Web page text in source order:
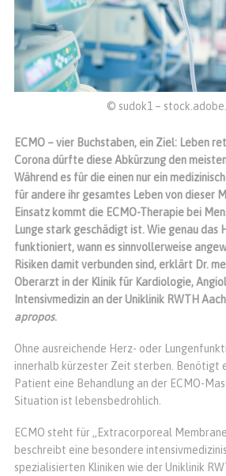
© sudok1 –
ECMO – vier Buchstaben, ein Ziel: Leben
Corona dürfte diese Abkürzung den
Während es für die einen nur ein
für andere ihr gesamtes Leben von dieser
Einsatz kommt die ECMO-Therapie bei
Lunge stark geschädigt ist. Wie genau das
funktioniert, wann es sinnvollerweise
Risiken damit verbunden sind, erklärt Dr.
Oberarzt in der Klinik für Kardiologie,
Intensivmedizin an der Uniklinik RWTH
apropos.
Ohne ausreichende Herz- oder
innerhalb kürzester Zeit sterben. Benötigt
Patient eine Behandlung an der ECMO-
Situation ist lebensbedrohlich.
ECMO steht für „Extracorporeal
beschreibt eine besondere
spezialisierten Kliniken wie der Uniklinik